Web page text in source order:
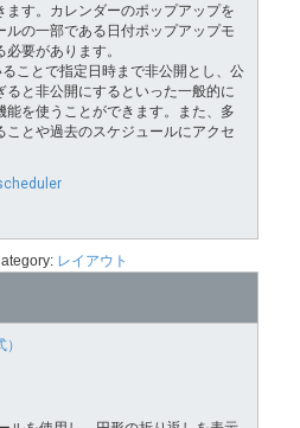
す。カレンダーのポップアップを
の一部である日付ポップアップモ
要があります。
ことで指定日時まで非公開とし、公
と非公開にするといった一般的に
を使うことができます。また、多
ことや過去のスケジュールにアクセ
レイアウト